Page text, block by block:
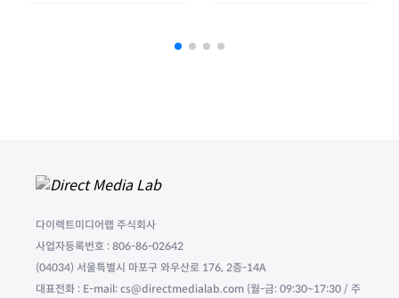
다이렉트미디어랩 주식회사
사업자등록번호 : 806-86-02642
(04034) 서울특별시 마포구 와우산로 176, 2층-14A
대표전화 : E-mail: cs@directmedialab.com (월-금: 09:30~17:30 / 주